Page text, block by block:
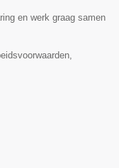
en werk graag samen